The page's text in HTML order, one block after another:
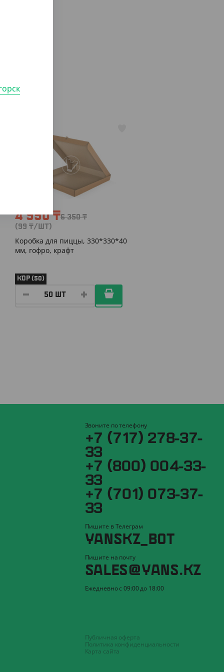
4 950₸6 350₸
(99 ₸/ШТ)
Коробка для пиццы, 330*330*40
мм, гофро, крафт
КОР (50)
Звоните по телефону
+7 (717) 278-37-
33
+7 (800) 004-33-
33
+7 (701) 073-37-
33
Пишите в Телеграм
YANSKZ_BOT
Пишите на почту
SALES@YANS.KZ
Ежедневно с 09:00 до 18:00
Публичная оферта
Политика конфиденциальности
Карта сайта